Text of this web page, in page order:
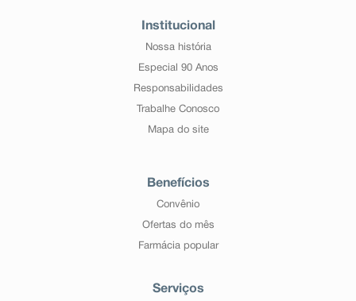
Institucional
Nossa história
Especial 90 Anos
Responsabilidades
Trabalhe Conosco
Mapa do site
Benefícios
Convênio
Ofertas do mês
Farmácia popular
Serviços